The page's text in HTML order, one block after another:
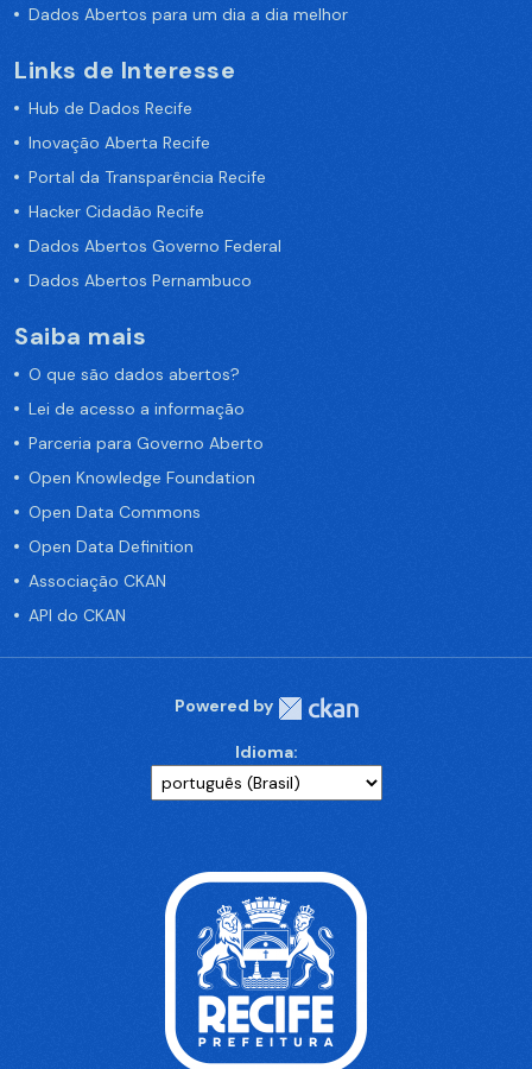
Dados Abertos para um dia a dia melhor
Links de Interesse
Hub de Dados Recife
Inovação Aberta Recife
Portal da Transparência Recife
Hacker Cidadão Recife
Dados Abertos Governo Federal
Dados Abertos Pernambuco
Saiba mais
O que são dados abertos?
Lei de acesso a informação
Parceria para Governo Aberto
Open Knowledge Foundation
Open Data Commons
Open Data Definition
Associação CKAN
API do CKAN
Powered by
Idioma